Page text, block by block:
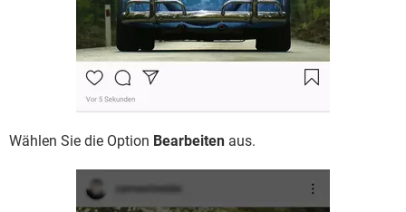
Wählen Sie die Option Bearbeiten aus.